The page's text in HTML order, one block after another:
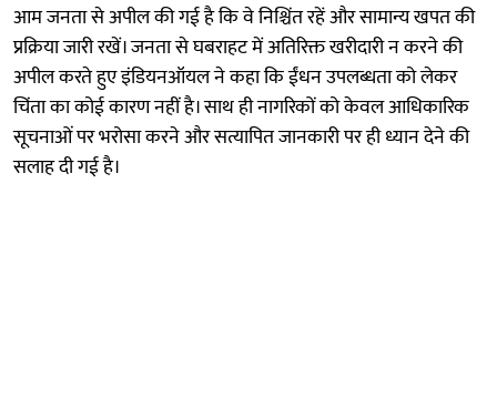
आम जनता से अपील की गई है कि वे निश्चिंत रहें और सामान्य खपत की
प्रक्रिया जारी रखें। जनता से घबराहट में अतिरिक्त खरीदारी न करने की
अपील करते हुए इंडियनऑयल ने कहा कि ईंधन उपलब्धता को लेकर
चिंता का कोई कारण नहीं है। साथ ही नागरिकों को केवल आधिकारिक
सूचनाओं पर भरोसा करने और सत्यापित जानकारी पर ही ध्यान देने की
सलाह दी गई है।